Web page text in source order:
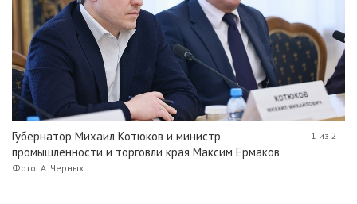
Губернатор Михаил Котюков и министр
промышленности и торговли края Максим Ермаков
Фото: А. Черных
1 из 2